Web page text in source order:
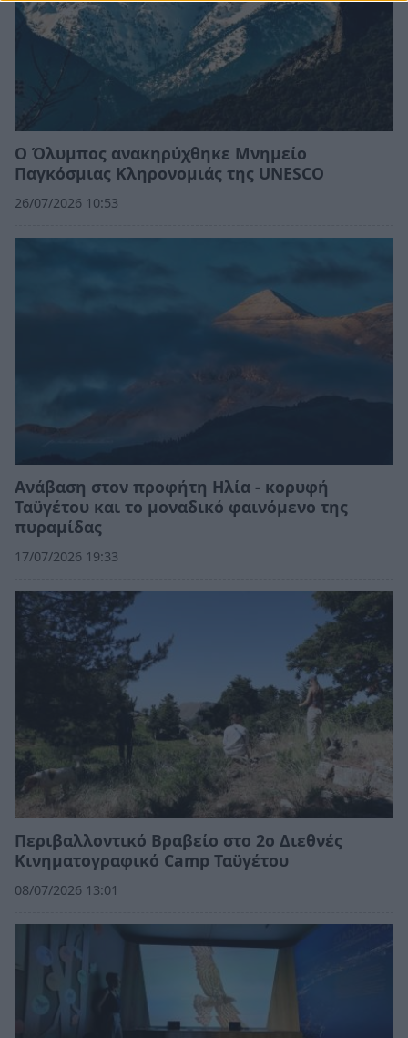
Ο Όλυμπος ανακηρύχθηκε Μνημείο
Παγκόσμιας Κληρονομιάς της UNESCO
26/07/2026 10:53
Ανάβαση στον προφήτη Ηλία - κορυφή
Ταϋγέτου και το μοναδικό φαινόμενο της
πυραμίδας
17/07/2026 19:33
Περιβαλλοντικό Βραβείο στο 2ο Διεθνές
Κινηματογραφικό Camp Ταϋγέτου
08/07/2026 13:01